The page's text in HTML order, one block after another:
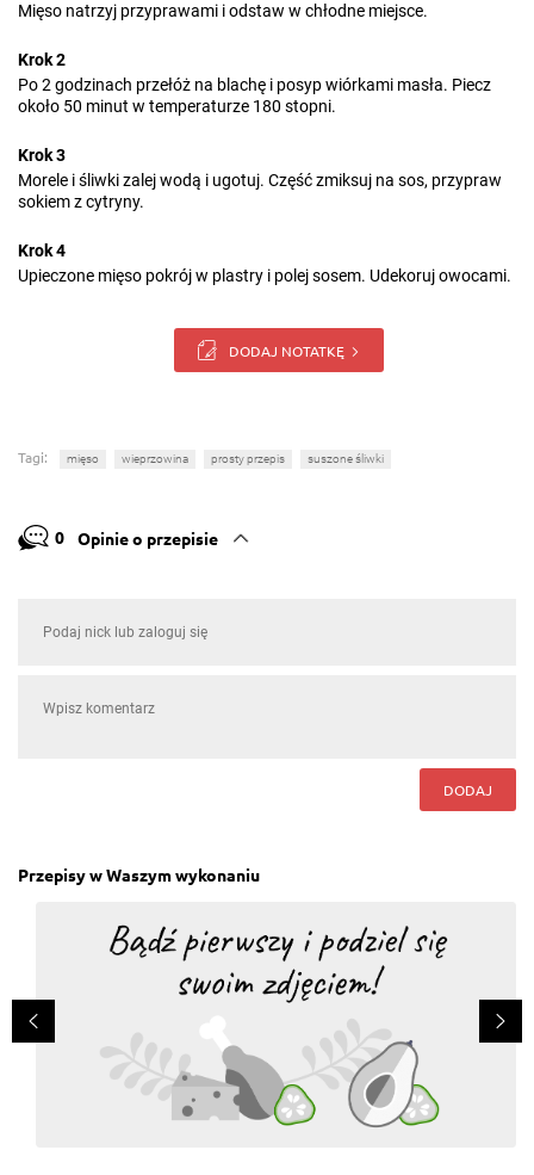
Mięso natrzyj przyprawami i odstaw w chłodne miejsce.
Krok 2
Po 2 godzinach przełóż na blachę i posyp wiórkami masła. Piecz
około 50 minut w temperaturze 180 stopni.
Krok 3
Morele i śliwki zalej wodą i ugotuj. Część zmiksuj na sos, przypraw
sokiem z cytryny.
Krok 4
Upieczone mięso pokrój w plastry i polej sosem. Udekoruj owocami.
DODAJ NOTATKĘ
Tagi: mięso wieprzowina prosty przepis suszone śliwki
0 Opinie o przepisie
DODAJ
Przepisy w Waszym wykonaniu